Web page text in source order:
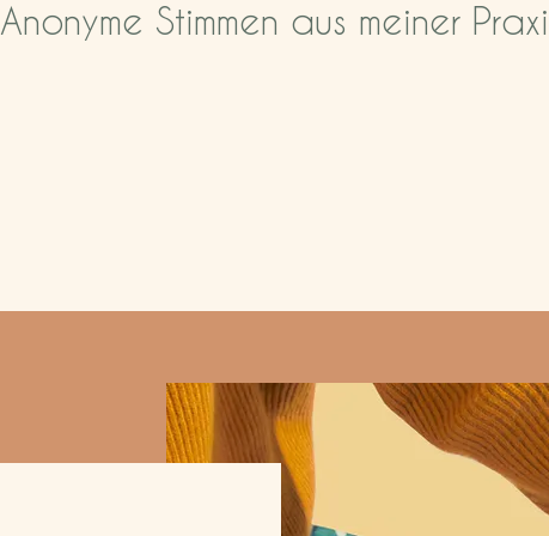
Anonyme Stimmen aus meiner